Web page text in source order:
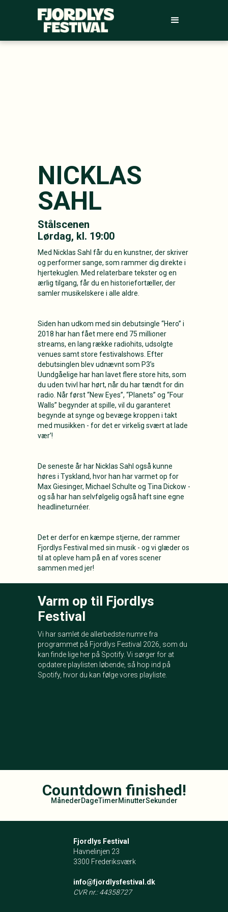
NICKLAS
SAHL
Stålscenen
Lørdag, kl. 19:00
Med Nicklas Sahl får du en kunstner, der skriver
og performer sange, som rammer dig direkte i
hjertekuglen. Med relaterbare tekster og en
ærlig tilgang, får du en historiefortæller, der
samler musikelskere i alle aldre.
Siden han udkom med sin debutsingle “Hero” i
2018 har han fået mere end 75 millioner
streams, en lang række radiohits, udsolgte
venues samt store festivalshows. Efter
debutsinglen blev udnævnt som P3’s
Uundgåelige har han lavet flere store hits, som
du uden tvivl har hørt, når du har tændt for din
radio. Når først “New Eyes”, “Planets” og “Four
Walls” begynder at spille, vil du garanteret
begynde at synge og bevæge kroppen i takt
med musikken - for det er virkelig svært at lade
vær’!
De seneste år har Nicklas Sahl også kunne
høres i Tyskland, hvor han har varmet op for
Max Giesinger, Michael Schulte og Tina Dickow -
og så har han selvfølgelig også haft sine egne
headlineturnéer.
Det er derfor en kæmpe stjerne, der rammer
Fjordlys Festival med sin musik - og vi glæder os
til at opleve ham på en af vores scener
sammen med jer!
Varm op til Fjordlys
Festival
Vi har samlet de allerbedste numre fra
programmet på Fjordlys Festival 2026, som du
kan finde lige her på Spotify. Vi sørger for at
opdatere playlisten løbende, så hop ind på
Spotify, hvor du kan følge vores playliste.
Countdown finished!
MånederDageTimerMinutterSekunder
Fjordlys Festival
Havnelinjen 23
3300 Frederiksværk
info@fjordlysfestival.dk
CVR nr.: 44358727